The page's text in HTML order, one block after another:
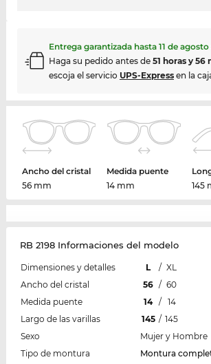
Entrega garantizada hasta 11 de
Haga su pedido antes de 51 horas y 56
escoja el servicio UPS-Expressen la
Ancho del cristal
56 mm
Medida puente
14 mm
145
RB 2198 Informaciones del modelo
Dimensiones y detalles L / XL
Ancho del cristal
56 / 60
Medida puente
14 /
14
Largo de las varillas
145 / 145
Sexo
Mujer y Hombre
Tipo de montura
Montura